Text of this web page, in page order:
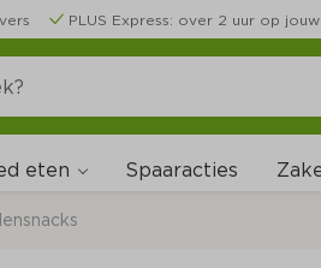
PLUS Express: over 2 uur op
eten Spaaracties